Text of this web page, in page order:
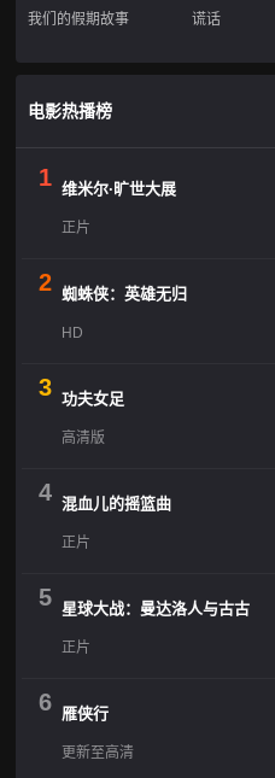
我们的假期故事 谎话
电影热播榜
1 维米尔·旷世大展
正片
2 蜘蛛侠：英雄无归
HD
3 功夫女足
高清版
4 混血儿的摇篮曲
正片
5 星球大战：曼达洛人与古古
正片
6 雁侠行
更新至高清